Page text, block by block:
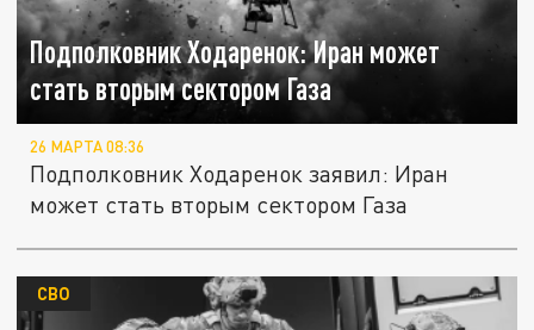
Подполковник Ходаренок: Иран может
стать вторым сектором Газа
26 МАРТА 08:36
Подполковник Ходаренок заявил: Иран
может стать вторым сектором Газа
СВО